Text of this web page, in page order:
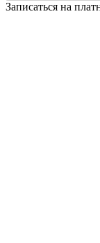
Записаться на